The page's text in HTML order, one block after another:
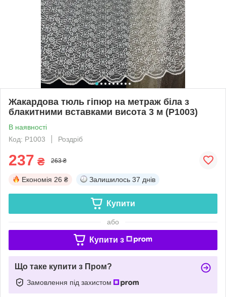
Жакардова тюль гіпюр на метраж біла з
блакитними вставками висота 3 м (P1003)
В наявності
Код: P1003
Роздріб
237 ₴ 263 ₴
Економія 26 ₴ Залишилось 37 днів
Купити
або
Купити з
Що таке купити з Пром?
Замовлення під захистом